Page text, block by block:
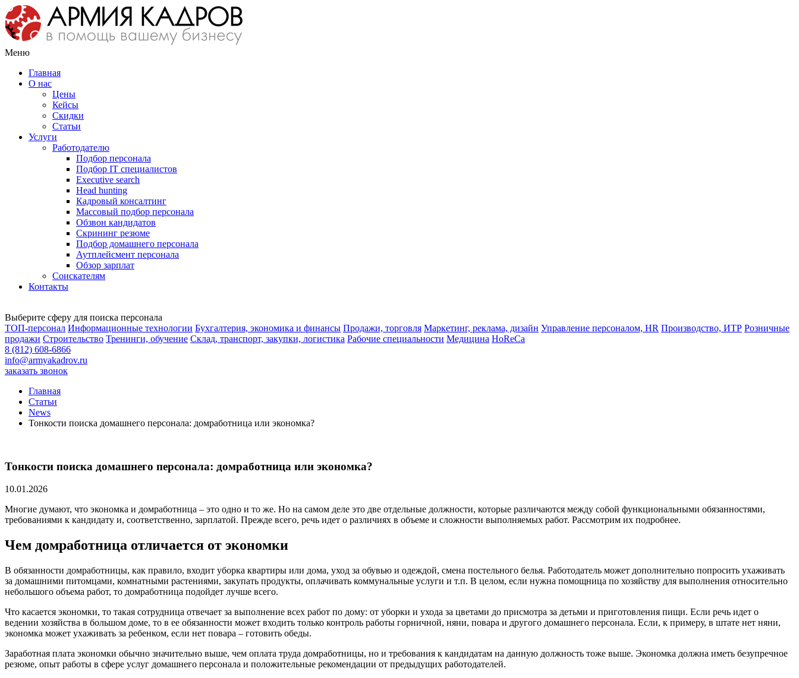
Меню
Главная
О нас
Цены
Кейсы
Скидки
Статьи
Услуги
Работодателю
Подбор персонала
Подбор IT специалистов
Еxecutive search
Head hunting
Кадровый консалтинг
Массовый подбор персонала
Обзвон кандидатов
Скрининг резюме
Подбор домашнего персонала
Аутплейсмент персонала
Обзор зарплат
Соискателям
Контакты
Выберите сферу для поиска персонала
ТОП-персонал Информационные технологии Бухгалтерия, экономика и финансы Продажи, торговля Маркетинг, реклама, дизайн Управление персоналом, HR Производство, ИТР Розничные
продажи Строительство Тренинги, обучение Склад, транспорт, закупки, логистика Рабочие специальности Медицина HoReCa
8 (812) 608-6866
info@armyakadrov.ru
заказать звонок
Главная
Статьи
News
Тонкости поиска домашнего персонала: домработница или экономка?
Тонкости поиска домашнего персонала: домработница или экономка?
10.01.2026
Многие думают, что экономка и домработница – это одно и то же. Но на самом деле это две отдельные должности, которые различаются между собой функциональными обязанностями,
требованиями к кандидату и, соответственно, зарплатой. Прежде всего, речь идет о различиях в объеме и сложности выполняемых работ. Рассмотрим их подробнее.
Чем домработница отличается от экономки
В обязанности домработницы, как правило, входит уборка квартиры или дома, уход за обувью и одеждой, смена постельного белья. Работодатель может дополнительно попросить ухаживать
за домашними питомцами, комнатными растениями, закупать продукты, оплачивать коммунальные услуги и т.п. В целом, если нужна помощница по хозяйству для выполнения относительно
небольшого объема работ, то домработница подойдет лучше всего.
Что касается экономки, то такая сотрудница отвечает за выполнение всех работ по дому: от уборки и ухода за цветами до присмотра за детьми и приготовления пищи. Если речь идет о
ведении хозяйства в большом доме, то в ее обязанности может входить только контроль работы горничной, няни, повара и другого домашнего персонала. Если, к примеру, в штате нет няни,
экономка может ухаживать за ребенком, если нет повара – готовить обеды.
Заработная плата экономки обычно значительно выше, чем оплата труда домработницы, но и требования к кандидатам на данную должность тоже выше. Экономка должна иметь безупречное
резюме, опыт работы в сфере услуг домашнего персонала и положительные рекомендации от предыдущих работодателей.